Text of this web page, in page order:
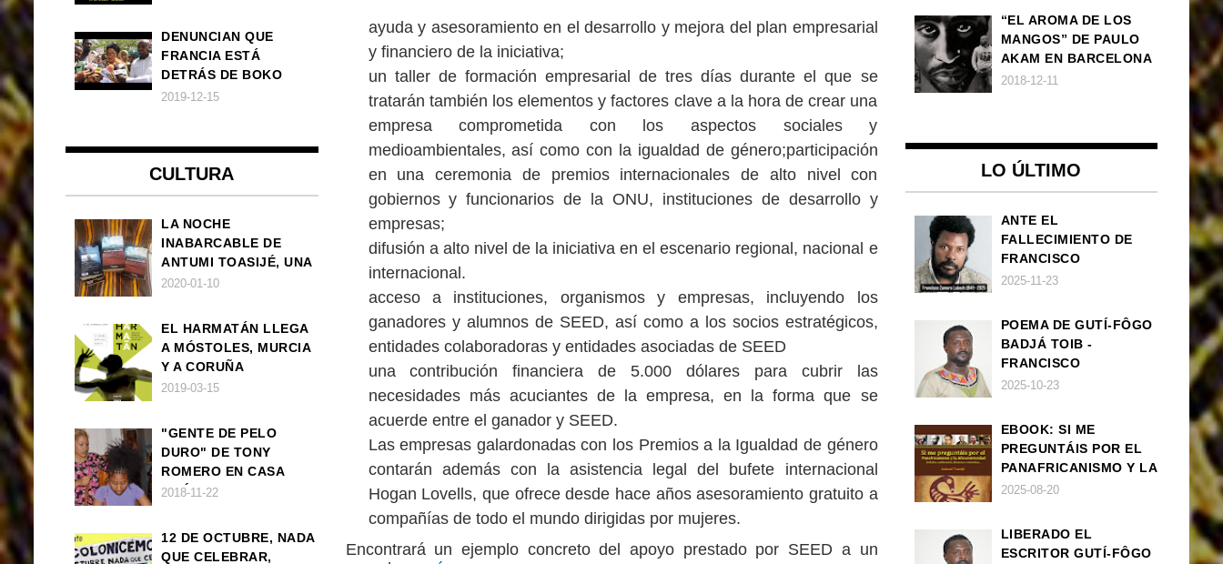
ayuda y asesoramiento en el desarrollo y mejora del plan empresarial
y financiero de la iniciativa;
un taller de formación empresarial de tres días durante el que se
tratarán también los elementos y factores clave a la hora de crear una
empresa comprometida con los aspectos sociales y
medioambientales, así como con la igualdad de género;participación
en una ceremonia de premios internacionales de alto nivel con
gobiernos y funcionarios de la ONU, instituciones de desarrollo y
empresas;
difusión a alto nivel de la iniciativa en el escenario regional, nacional e
internacional.
acceso a instituciones, organismos y empresas, incluyendo los
ganadores y alumnos de SEED, así como a los socios estratégicos,
entidades colaboradoras y entidades asociadas de SEED
una contribución financiera de 5.000 dólares para cubrir las
necesidades más acuciantes de la empresa, en la forma que se
acuerde entre el ganador y SEED.
Las empresas galardonadas con los Premios a la Igualdad de género
contarán además con la asistencia legal del bufete internacional
Hogan Lovells, que ofrece desde hace años asesoramiento gratuito a
compañías de todo el mundo dirigidas por mujeres.
Encontrará un ejemplo concreto del apoyo prestado por SEED a un
DENUNCIAN QUE
FRANCIA ESTÁ
DETRÁS DE BOKO
HARAM
2019-12-15
CULTURA
LA NOCHE
INABARCABLE DE
ANTUMI TOASIJÉ, UNA
NOVELA
2020-01-10
EL HARMATÁN LLEGA
A MÓSTOLES, MURCIA
Y A CORUÑA
2019-03-15
"GENTE DE PELO
DURO" DE TONY
ROMERO EN CASA
AMÉRICA
2018-11-22
12 DE OCTUBRE, NADA
QUE CELEBRAR,
“EL AROMA DE LOS
MANGOS” DE PAULO
AKAM EN BARCELONA
2018-12-11
LO ÚLTIMO
ANTE EL
FALLECIMIENTO DE
FRANCISCO
ZAMORA LOBOCH
2025-11-23
POEMA DE GUTÍ-FÔGO
BADJÁ TOIB -
FRANCISCO
BALLOVERA ESTRADA:
2025-10-23
EBOOK: SI ME
PREGUNTÁIS POR EL
PANAFRICANISMO Y LA
AFROCENTRICIDAD
2025-08-20
LIBERADO EL
ESCRITOR GUTÍ-FÔGO